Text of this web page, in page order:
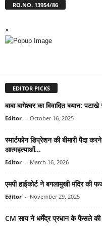
RO.NO. 13954/86
×
EDITOR PICKS
बाबा बागेश्वर का विवादित बयान:
Editor - October 16, 2025
स्मार्टफोन डिप्रेशन की बीमारी पैदा
आत्महत्याओं...
Editor - March 16, 2026
एमपी हाईकोर्ट ने बगलामुखी मंदिर की
Editor - November 29, 2025
CM साय ने धर्मेंद्र प्रधान के फैसले की